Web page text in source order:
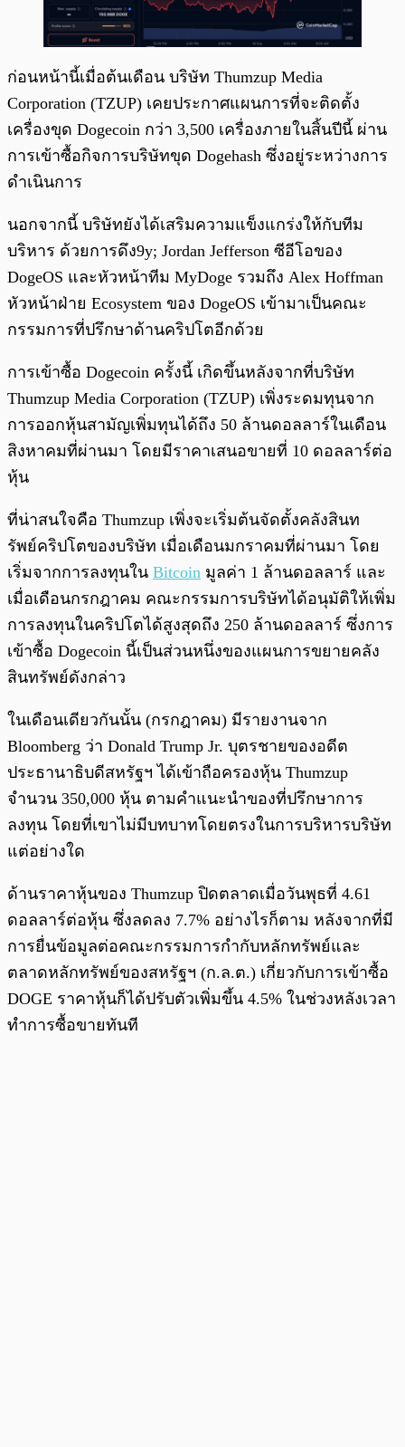
ก่อนหน้านี้เมื่อต้นเดือน บริษัท Thumzup Media
Corporation (TZUP) เคยประกาศแผนการที่จะติดตั้ง
เครื่องขุด Dogecoin กว่า 3,500 เครื่องภายในสิ้นปีนี้ ผ่าน
การเข้าซื้อกิจการบริษัทขุด Dogehash ซึ่งอยู่ระหว่างการ
ดำเนินการ
นอกจากนี้ บริษัทยังได้เสริมความแข็งแกร่งให้กับทีม
บริหาร ด้วยการดึง9y; Jordan Jefferson ซีอีโอของ
DogeOS และหัวหน้าทีม MyDoge รวมถึง Alex Hoffman
หัวหน้าฝ่าย Ecosystem ของ DogeOS เข้ามาเป็นคณะ
กรรมการที่ปรึกษาด้านคริปโตอีกด้วย
การเข้าซื้อ Dogecoin ครั้งนี้ เกิดขึ้นหลังจากที่บริษัท
Thumzup Media Corporation (TZUP) เพิ่งระดมทุนจาก
การออกหุ้นสามัญเพิ่มทุนได้ถึง 50 ล้านดอลลาร์ในเดือน
สิงหาคมที่ผ่านมา โดยมีราคาเสนอขายที่ 10 ดอลลาร์ต่อ
หุ้น
ที่น่าสนใจคือ Thumzup เพิ่งจะเริ่มต้นจัดตั้งคลังสินท
รัพย์คริปโตของบริษัท เมื่อเดือนมกราคมที่ผ่านมา โดย
เริ่มจากการลงทุนใน Bitcoin มูลค่า 1 ล้านดอลลาร์ และ
เมื่อเดือนกรกฎาคม คณะกรรมการบริษัทได้อนุมัติให้เพิ่ม
การลงทุนในคริปโตได้สูงสุดถึง 250 ล้านดอลลาร์ ซึ่งการ
เข้าซื้อ Dogecoin นี้เป็นส่วนหนึ่งของแผนการขยายคลัง
สินทรัพย์ดังกล่าว
ในเดือนเดียวกันนั้น (กรกฎาคม) มีรายงานจาก
Bloomberg ว่า Donald Trump Jr. บุตรชายของอดีต
ประธานาธิบดีสหรัฐฯ ได้เข้าถือครองหุ้น Thumzup
จำนวน 350,000 หุ้น ตามคำแนะนำของที่ปรึกษาการ
ลงทุน โดยที่เขาไม่มีบทบาทโดยตรงในการบริหารบริษัท
แต่อย่างใด
ด้านราคาหุ้นของ Thumzup ปิดตลาดเมื่อวันพุธที่ 4.61
ดอลลาร์ต่อหุ้น ซึ่งลดลง 7.7% อย่างไรก็ตาม หลังจากที่มี
การยื่นข้อมูลต่อคณะกรรมการกำกับหลักทรัพย์และ
ตลาดหลักทรัพย์ของสหรัฐฯ (ก.ล.ต.) เกี่ยวกับการเข้าซื้อ
DOGE ราคาหุ้นก็ได้ปรับตัวเพิ่มขึ้น 4.5% ในช่วงหลังเวลา
ทำการซื้อขายทันที